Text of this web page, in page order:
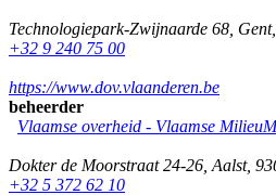
Technologiepark-Zwijnaarde 68 Gent,
+32 9 240 75 00
https://www.dov.vlaanderen.be
beheerder
Vlaamse overheid - Vlaamse
Dokter de Moorstraat 24-26 Aalst,
+32 5 372 62 10